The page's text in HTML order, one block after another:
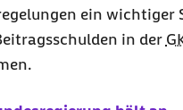
ein wichtiger
in der